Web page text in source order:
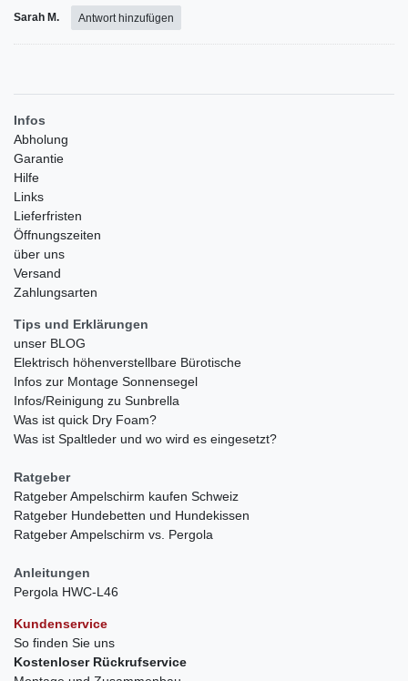
Sarah M. Antwort hinzufügen
Infos
Abholung
Garantie
Hilfe
Links
Lieferfristen
Öffnungszeiten
über uns
Versand
Zahlungsarten
Tips und Erklärungen
unser BLOG
Elektrisch höhenverstellbare Bürotische
Infos zur Montage Sonnensegel
Infos/Reinigung zu Sunbrella
Was ist quick Dry Foam?
Was ist Spaltleder und wo wird es eingesetzt?
Ratgeber
Ratgeber Ampelschirm kaufen Schweiz
Ratgeber Hundebetten und Hundekissen
Ratgeber Ampelschirm vs. Pergola
Anleitungen
Pergola HWC-L46
Kundenservice
So finden Sie uns
Kostenloser Rückrufservice